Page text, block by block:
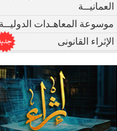
المعاهـدات الدوليــة
القانونى